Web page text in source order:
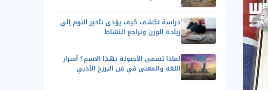
دراسة تكشف كيف يؤدي تأخير النوم إلى
زيادة الوزن وتراجع النشاط
لماذا تسمى الأحبولة بهذا الاسم؟ أسرار
اللغة والمعنى في فن البرزخ الأدبي